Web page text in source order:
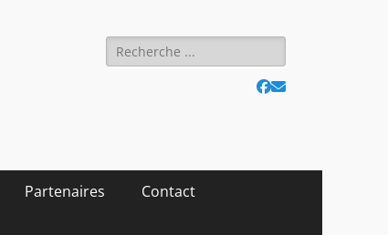
Rechercher :
Facebook
E-
Partenaires Contact